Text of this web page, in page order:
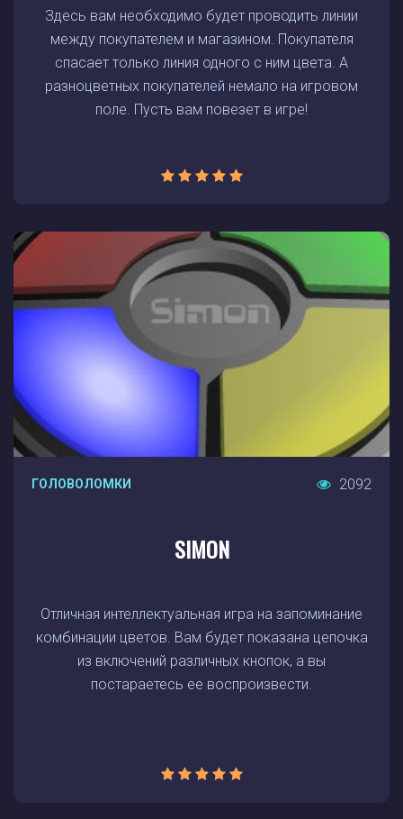
Здесь вам необходимо будет проводить линии
между покупателем и магазином. Покупателя
спасает только линия одного с ним цвета. А
разноцветных покупателей немало на игровом
поле. Пусть вам повезет в игре!
ГОЛОВОЛОМКИ 2092
SIMON
Отличная интеллектуальная игра на запоминание
комбинации цветов. Вам будет показана цепочка
из включений различных кнопок, а вы
постараетесь ее воспроизвести.